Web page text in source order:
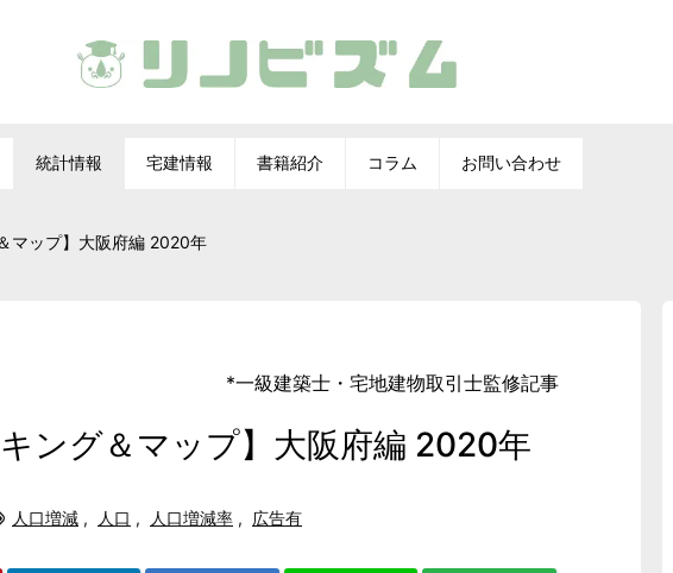
統計情報 宅建情報 書籍紹介 コラム お問い合わせ
マップ】大阪府編 2020年
*一級建築士 ・ 宅地建物取引士監修記事
ング＆マップ】大阪府編 2020年
人口増減 , 人口 , 人口増減率 , 広告有